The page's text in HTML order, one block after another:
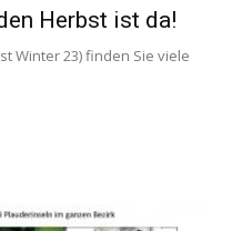
Herbst ist da!
Winter 23) finden Sie viele